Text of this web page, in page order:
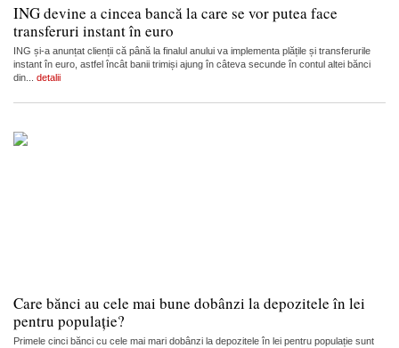
ING devine a cincea bancă la care se vor putea face
transferuri instant în euro
ING și-a anunțat clienții că până la finalul anului va implementa plățile și transferurile
instant în euro, astfel încât banii trimiși ajung în câteva secunde în contul altei bănci
din... detalii
Care bănci au cele mai bune dobânzi la depozitele în lei
pentru populație?
Primele cinci bănci cu cele mai mari dobânzi la depozitele în lei pentru populație sunt